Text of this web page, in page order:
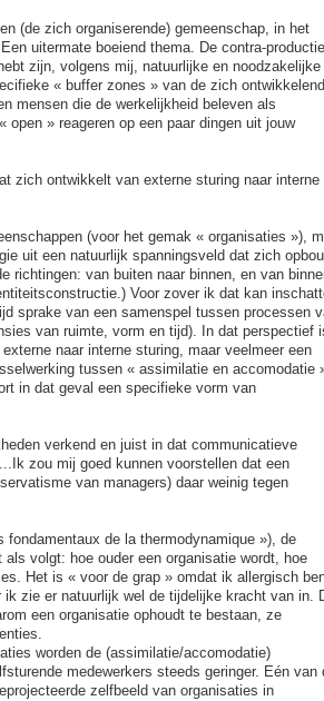
(de zich organiserende) gemeenschap, in het
uitermate boeiend thema. De contra-
zijn, volgens mij, natuurlijke en noodzakelijke
« buffer zones » van de zich
mensen die de werkelijkheid beleven als
» reageren op een paar dingen uit jouw
zich ontwikkelt van externe sturing naar interne
(voor het gemak « organisaties »),
uit een natuurlijk spanningsveld dat zich
richtingen: van buiten naar binnen, en van
Voor zover ik dat kan
sprake van een samenspel tussen processen
van ruimte, vorm en tijd). In dat perspectief
naar interne sturing, maar veelmeer een
tussen « assimilatie en accomodatie
in dat geval een specifieke vorm van
verkend en juist in dat communicatieve
zou mij goed kunnen voorstellen dat een
van managers) daar weinig tegen
fondamentaux de la thermodynamique »), de
volgt: hoe ouder een organisatie wordt, hoe
Het is « voor de grap » omdat ik allergisch
zie er natuurlijk wel de tijdelijke kracht van in.
een organisatie ophoudt te bestaan, ze
worden de (assimilatie/accomodatie)
medewerkers steeds geringer. Eén van
zelfbeeld van organisaties in